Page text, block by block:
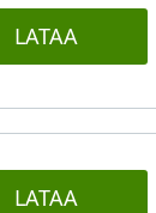
LATAA
LATAA